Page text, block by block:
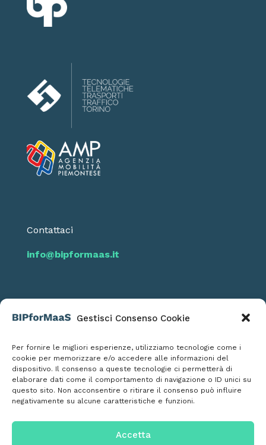
Gestisci Consenso Cookie
Per fornire le migliori esperienze, utilizziamo tecnologie come i
cookie per memorizzare e/o accedere alle informazioni del
dispositivo. Il consenso a queste tecnologie ci permetterà di
elaborare dati come il comportamento di navigazione o ID unici su
questo sito. Non acconsentire o ritirare il consenso può influire
negativamente su alcune caratteristiche e funzioni.
Accetta
Contattaci
info@bipformaas.it
Informativa Privacy Policy